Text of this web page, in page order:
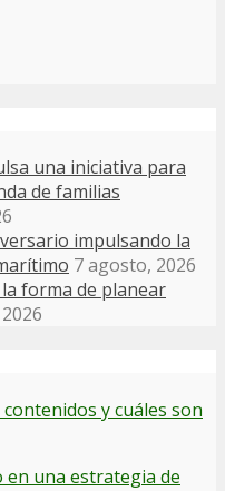
una iniciativa para
de familias
impulsando la
7 agosto, 2026
forma de planear
y cuáles son
una estrategia de